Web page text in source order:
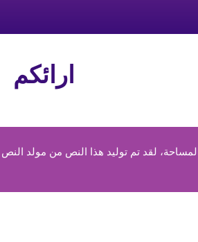
ارائكم
لقد تم توليد هذا النص من مولد